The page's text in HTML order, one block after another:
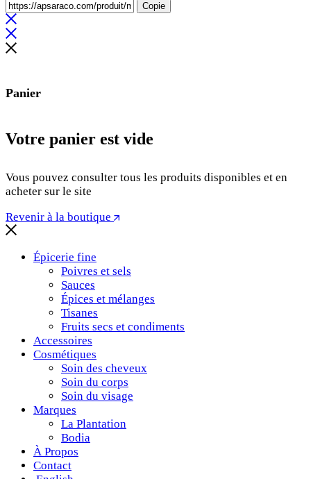
Copie
Panier
Votre panier est vide
Vous pouvez consulter tous les produits disponibles et en
acheter sur le site
Revenir à la boutique
Épicerie fine
Poivres et sels
Sauces
Épices et mélanges
Tisanes
Fruits secs et condiments
Accessoires
Cosmétiques
Soin des cheveux
Soin du corps
Soin du visage
Marques
La Plantation
Bodia
À Propos
Contact